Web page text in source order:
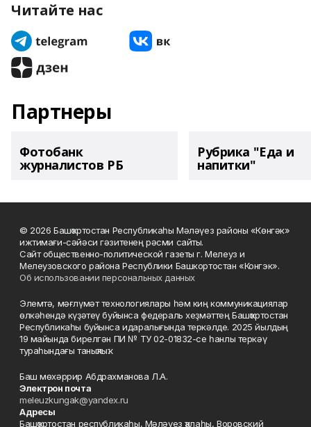
Читайте нас
Партнеры
Фотобанк
журналистов РБ
Рубрика "Еда и
напитки"
© 2026 Башҡортостан Республикаһы Мәләүез районы «Көнгәк»
ижтимағи-сәйәси гәзитенең рәсми сайты.
Сайт общественно-политической газеты г. Мелеуз и
Мелеузовского района Республики Башкортостан «Конгэк».
Об использовании персональных данных
Элемтә, мәғлүмәт технологиялары һәм киң коммуникациялар
өлкәһендә күҙәтеү буйынса федераль хеҙмәттең Башҡортостан
Республикаһы буйынса идаралығында теркәлде. 2025 йылдың
19 майында бирелгән ПИ № ТУ 02-01832-се һанлы теркәү
тураһындағы таныҡлыҡ.
Баш мөхәррир Абдрахманова Л.А.
Электрон почта
meleuzkungak@yandex.ru
Адресы
Башҡортостан республикаһы, Мәләүез ҡалаһы, Воровский